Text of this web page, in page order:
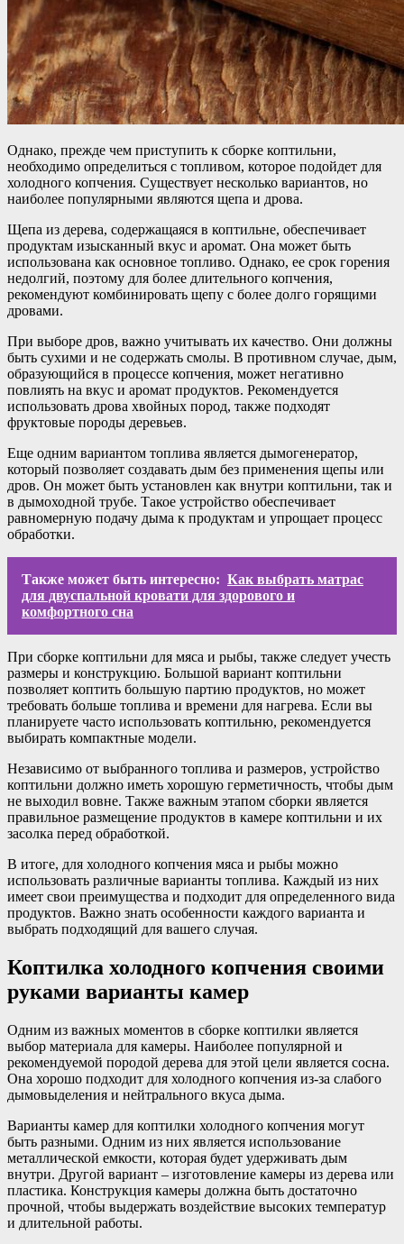
Однако, прежде чем приступить к сборке коптильни,
необходимо определиться с топливом, которое подойдет для
холодного копчения. Существует несколько вариантов, но
наиболее популярными являются щепа и дрова.
Щепа из дерева, содержащаяся в коптильне, обеспечивает
продуктам изысканный вкус и аромат. Она может быть
использована как основное топливо. Однако, ее срок горения
недолгий, поэтому для более длительного копчения,
рекомендуют комбинировать щепу с более долго горящими
дровами.
При выборе дров, важно учитывать их качество. Они должны
быть сухими и не содержать смолы. В противном случае, дым,
образующийся в процессе копчения, может негативно
повлиять на вкус и аромат продуктов. Рекомендуется
использовать дрова хвойных пород, также подходят
фруктовые породы деревьев.
Еще одним вариантом топлива является дымогенератор,
который позволяет создавать дым без применения щепы или
дров. Он может быть установлен как внутри коптильни, так и
в дымоходной трубе. Такое устройство обеспечивает
равномерную подачу дыма к продуктам и упрощает процесс
обработки.
Также может быть интересно: Как выбрать матрас
для двуспальной кровати для здорового и
комфортного сна
При сборке коптильни для мяса и рыбы, также следует учесть
размеры и конструкцию. Большой вариант коптильни
позволяет коптить большую партию продуктов, но может
требовать больше топлива и времени для нагрева. Если вы
планируете часто использовать коптильню, рекомендуется
выбирать компактные модели.
Независимо от выбранного топлива и размеров, устройство
коптильни должно иметь хорошую герметичность, чтобы дым
не выходил вовне. Также важным этапом сборки является
правильное размещение продуктов в камере коптильни и их
засолка перед обработкой.
В итоге, для холодного копчения мяса и рыбы можно
использовать различные варианты топлива. Каждый из них
имеет свои преимущества и подходит для определенного вида
продуктов. Важно знать особенности каждого варианта и
выбрать подходящий для вашего случая.
Коптилка холодного копчения своими
руками варианты камер
Одним из важных моментов в сборке коптилки является
выбор материала для камеры. Наиболее популярной и
рекомендуемой породой дерева для этой цели является сосна.
Она хорошо подходит для холодного копчения из-за слабого
дымовыделения и нейтрального вкуса дыма.
Варианты камер для коптилки холодного копчения могут
быть разными. Одним из них является использование
металлической емкости, которая будет удерживать дым
внутри. Другой вариант – изготовление камеры из дерева или
пластика. Конструкция камеры должна быть достаточно
прочной, чтобы выдержать воздействие высоких температур
и длительной работы.